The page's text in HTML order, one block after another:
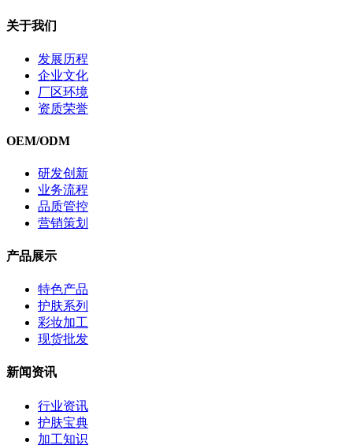
关于我们
发展历程
企业文化
厂区环境
资质荣誉
OEM/ODM
研发创新
业务流程
品质管控
营销策划
产品展示
特色产品
护肤系列
彩妆加工
现货批发
新闻资讯
行业资讯
护肤宝典
加工知识